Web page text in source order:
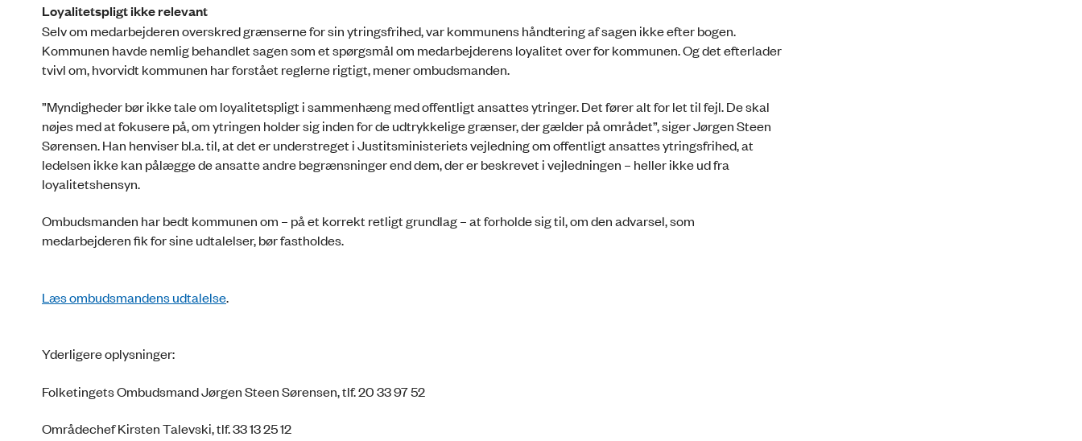
Loyalitetspligt ikke relevant
Selv om medarbejderen overskred grænserne for sin ytringsfrihed, var kommunens håndtering af sagen ikke efter bogen.
Kommunen havde nemlig behandlet sagen som et spørgsmål om medarbejderens loyalitet over for kommunen. Og det efterlader
tvivl om, hvorvidt kommunen har forstået reglerne rigtigt, mener ombudsmanden.
”Myndigheder bør ikke tale om loyalitetspligt i sammenhæng med offentligt ansattes ytringer. Det fører alt for let til fejl. De skal
nøjes med at fokusere på, om ytringen holder sig inden for de udtrykkelige grænser, der gælder på området”, siger Jørgen Steen
Sørensen. Han henviser bl.a. til, at det er understreget i Justitsministeriets vejledning om offentligt ansattes ytringsfrihed, at
ledelsen ikke kan pålægge de ansatte andre begrænsninger end dem, der er beskrevet i vejledningen – heller ikke ud fra
loyalitetshensyn.
Ombudsmanden har bedt kommunen om – på et korrekt retligt grundlag – at forholde sig til, om den advarsel, som
medarbejderen fik for sine udtalelser, bør fastholdes.
Læs ombudsmandens udtalelse.
Yderligere oplysninger:
Folketingets Ombudsmand Jørgen Steen Sørensen, tlf. 20 33 97 52
Områdechef Kirsten Talevski, tlf. 33 13 25 12